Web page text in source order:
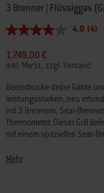
3 Brenner | Flüssiggas
4.0
5
Sternen,
Durchschnittswert
der
Bewertung.
Read
4
Reviews.
Link
auf
Seite.
4.0 (4)
1.749,00 €
inkl. MwSt., zzgl. Versand
Beeindrucke deine Gäste
leistungsstarken, neu
mit 3 Brennern, Sear-
Thermometer. Dieser Grill
mit einem speziellen Sear-
aromatische Grillmuster zu
Mehr